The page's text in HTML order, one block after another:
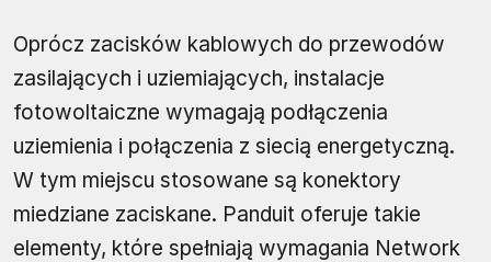
Oprócz zacisków kablowych do przewodów
zasilających i uziemiających, instalacje
fotowoltaiczne wymagają podłączenia
uziemienia i połączenia z siecią energetyczną.
W tym miejscu stosowane są konektory
miedziane zaciskane. Panduit oferuje takie
elementy, które spełniają wymagania Network